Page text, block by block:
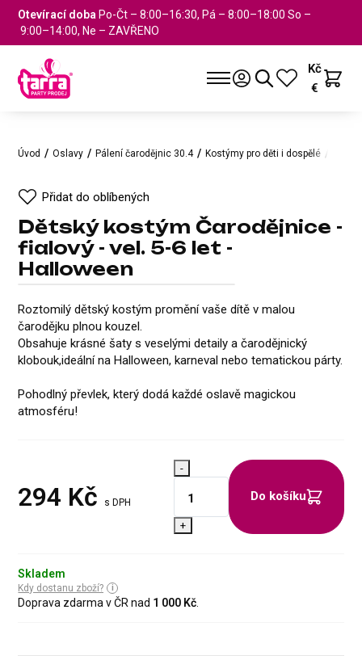
Otevírací doba Po-Čt – 8:00–16:30, Pá – 8:00–18:00 So –
9:00–14:00, Ne – ZAVŘENO
Kč
€
Úvod Oslavy Pálení čarodějnic 30.4 Kostýmy pro děti i dospělé
Přidat do oblíbených
Dětský kostým Čarodějnice -
fialový - vel. 5-6 let -
Halloween
Roztomilý dětský kostým promění vaše dítě v malou
čarodějku plnou kouzel.
Obsahuje krásné šaty s veselými detaily a čarodějnický
klobouk,ideální na Halloween, karneval nebo tematickou párty.
Pohodlný převlek, který dodá každé oslavě magickou
atmosféru!
294 Kč s DPH
-
+
Do košíku
Skladem
Kdy dostanu zboží?
Doprava zdarma v ČR nad 1 000 Kč